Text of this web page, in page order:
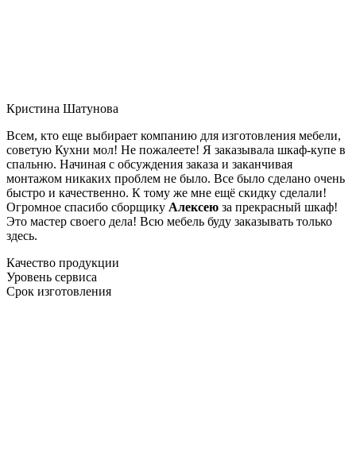
Кристина Шатунова
Всем, кто еще выбирает компанию для изготовления мебели,
советую Кухни мол! Не пожалеете! Я заказывала шкаф-купе в
спальню. Начиная с обсуждения заказа и заканчивая
монтажом никаких проблем не было. Все было сделано очень
быстро и качественно. К тому же мне ещё скидку сделали!
Огромное спасибо сборщику Алексею за прекрасный шкаф!
Это мастер своего дела! Всю мебель буду заказывать только
здесь.
Качество продукции
Уровень сервиса
Срок изготовления